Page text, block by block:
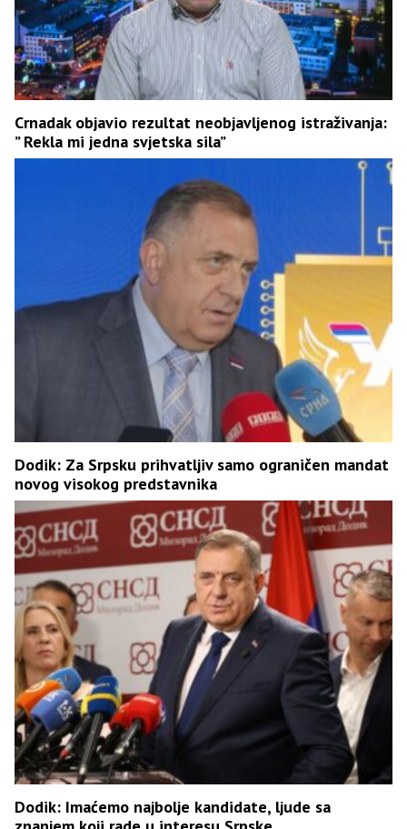
Crnadak objavio rezultat neobjavljenog istraživanja:
” Rekla mi jedna svjetska sila”
Dodik: Za Srpsku prihvatljiv samo ograničen mandat
novog visokog predstavnika
Dodik: Imaćemo najbolje kandidate, ljude sa